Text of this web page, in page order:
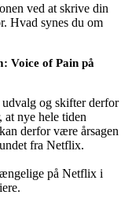
ved at skrive din
Hvad synes du om
Voice of Pain på
og skifter derfor
at nye hele tiden
derfor være årsagen
fra Netflix.
på Netflix i